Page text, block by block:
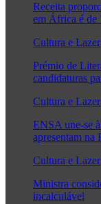
Receita
em África é
Cultura e Lazer
Prémio de
candidaturas
Cultura e Lazer
ENSA une-se
apresentam
Cultura e Lazer
Ministra
incalculável